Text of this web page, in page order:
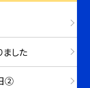
した
②